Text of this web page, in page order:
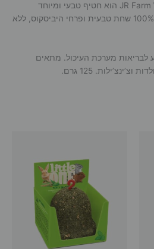
כדור השחת עם היביסקוס של JR Farm הוא חטיף טבעי ומיוחד
לארנבים ומכרסמים. עשוי מ-100% שחת טבעית ופרחי היביסקוס, ללא
לבריאות מערכת העיכול. מתאים
125 גרם.